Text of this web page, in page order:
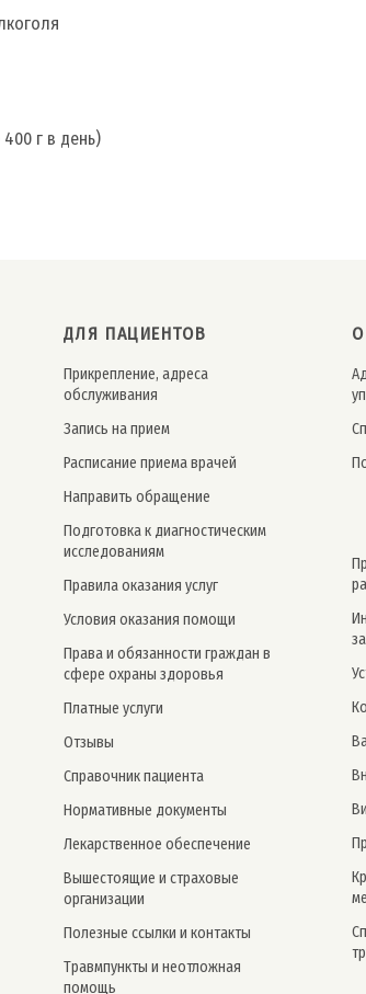
г в день)
ДЛЯ ПАЦИЕНТОВ
Прикрепление, адреса
обслуживания
Запись на прием
Расписание приема врачей
Направить обращение
Подготовка к диагностическим
исследованиям
Правила оказания услуг
Условия оказания помощи
Права и обязанности граждан в
сфере охраны здоровья
Платные услуги
Отзывы
Справочник пациента
Нормативные документы
Лекарственное обеспечение
Вышестоящие и страховые
организации
Полезные ссылки и контакты
Травмпункты и неотложная
помощь